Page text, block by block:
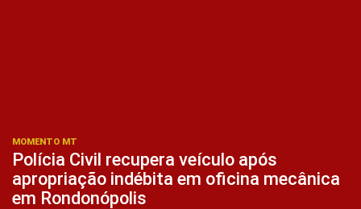
MOMENTO MT
Polícia Civil recupera veículo após
apropriação indébita em oficina mecânica
em Rondonópolis